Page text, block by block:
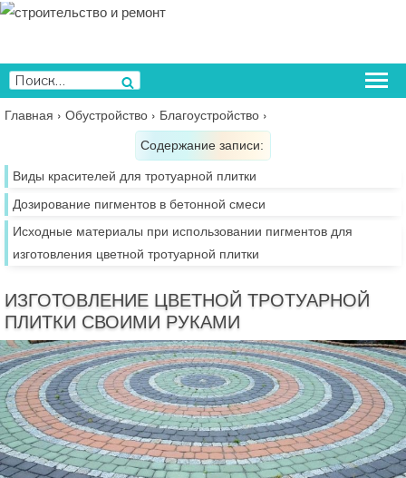
Перейти
содержимому
Искать:
Поиск
Главная › Обустройство › Благоустройство ›
Содержание записи:
Виды красителей для тротуарной плитки
Дозирование пигментов в бетонной смеси
Исходные материалы при использовании пигментов для
изготовления цветной тротуарной плитки
ИЗГОТОВЛЕНИЕ ЦВЕТНОЙ ТРОТУАРНОЙ
ПЛИТКИ СВОИМИ РУКАМИ